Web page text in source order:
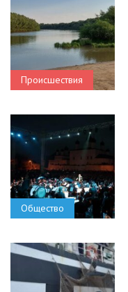
Происшествия
Общество